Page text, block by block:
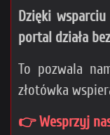
Dzięki wsparciu
portal działa
To pozwala
złotówka
👉 Wesprzyj